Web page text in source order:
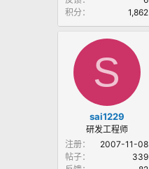
积分
1,862
S
sai1229
研发工程师
注册
2007-11-08
帖子
339